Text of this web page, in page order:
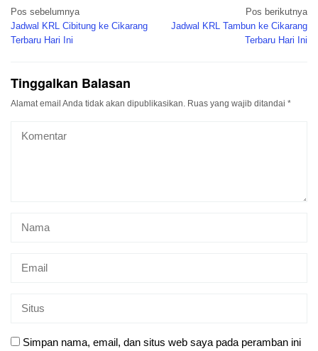
Navigasi
pos
Pos sebelumnya
Jadwal KRL Cibitung ke Cikarang
Terbaru Hari Ini
Pos berikutnya
Jadwal KRL Tambun ke Cikarang
Terbaru Hari Ini
Tinggalkan Balasan
Alamat email Anda tidak akan dipublikasikan. Ruas yang wajib ditandai *
Simpan nama, email, dan situs web saya pada peramban ini